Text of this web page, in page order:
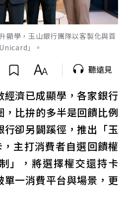
顯學，玉山銀行團隊以客製化與首
」。
聽遠見
濟已成顯學，各家銀行
比拚的多半是回饋比例
卻另闢蹊徑，推出「玉
主打消費者自選回饋權
」，將選擇權交還持卡
一消費平台與場景，更